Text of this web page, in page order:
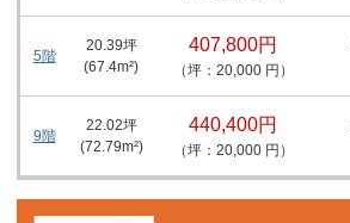
5階
20.39坪
(67.4m²)
407,800円
（坪：20,000 円）
9階
22.02坪
(72.79m²)
440,400円
（坪：20,000 円）